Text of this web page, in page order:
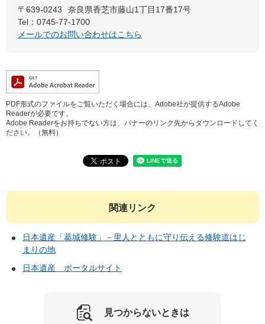
〒639-0243
奈良県香芝市藤山1丁目17番17号
Tel：0745-77-1700
メールでのお問い合わせはこちら
PDF形式のファイルをご覧いただく場合には、Adobe社が提供するAdobe
Readerが必要です。
Adobe Readerをお持ちでない方は、バナーのリンク先からダウンロードしてく
ださい。（無料）
関連リンク
日本遺産「葛城修験」－里人とともに守り伝える修験道はじ
まりの地
日本遺産 ポータルサイト
見つからないときは